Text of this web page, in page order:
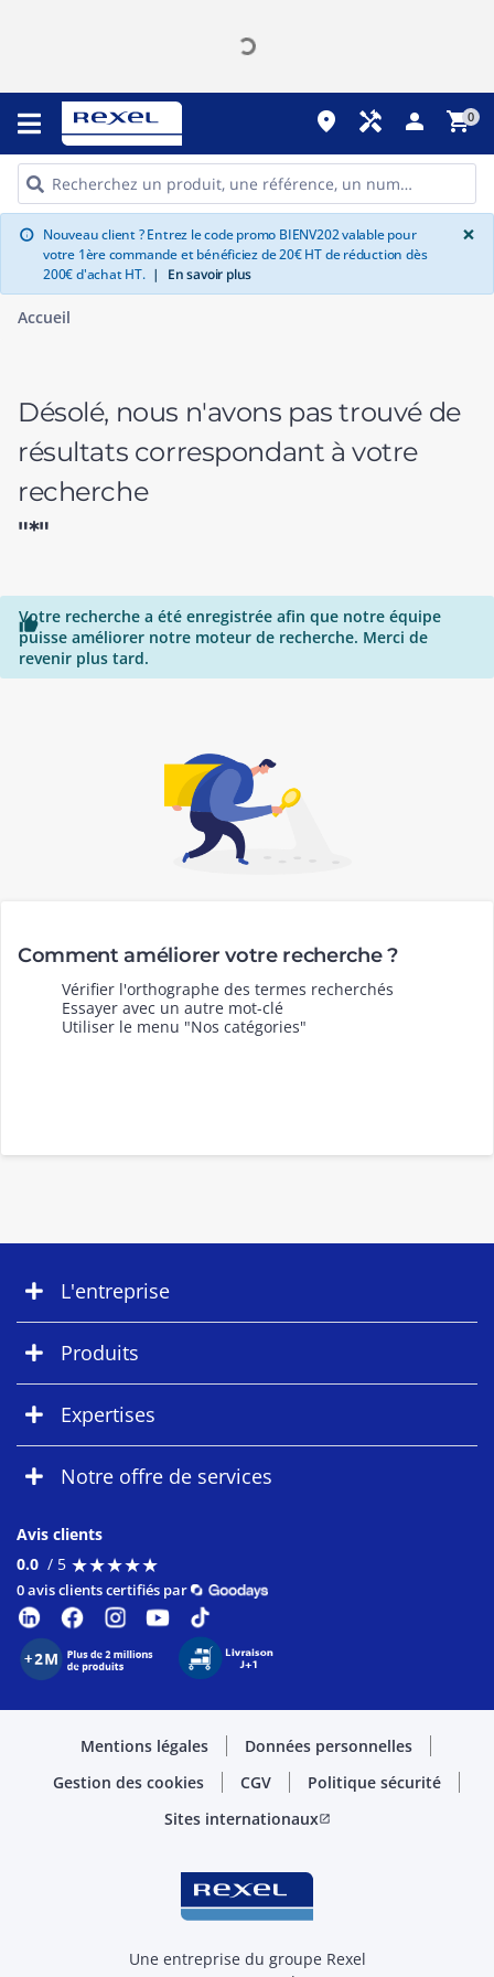
place handyman person shopping_cart0
info Nouveau client ? Entrez le code promo BIENV202 valable pour
votre 1ère commande et bénéficiez de 20€ HT de réduction dès
200€ d'achat HT. | En savoir plus
×
Accueil
Désolé, nous n'avons pas trouvé de
résultats correspondant à votre
recherche
"*"

Votre recherche a été enregistrée afin que notre équipe
puisse améliorer notre moteur de recherche. Merci de
revenir plus tard.
Comment améliorer votre recherche ?
Vérifier l'orthographe des termes recherchés
Essayer avec un autre mot-clé
Utiliser le menu "Nos catégories"
L'entreprise
Produits
Expertises
Notre offre de services
Avis clients
0.0 / 5 ★★★★★
★★★★★
0 avis clients certifiés par
Mentions légales
Données personnelles
Gestion des cookies
CGV
Politique sécurité
Sites internationauxopen_in_new
Une entreprise du groupe Rexel